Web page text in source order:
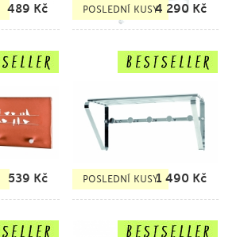
489 Kč POSLEDNÍ KUSY4 290 Kč
539 Kč POSLEDNÍ KUSY1 490 Kč